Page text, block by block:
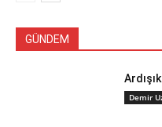
GÜNDEM
Ardışık
Demir